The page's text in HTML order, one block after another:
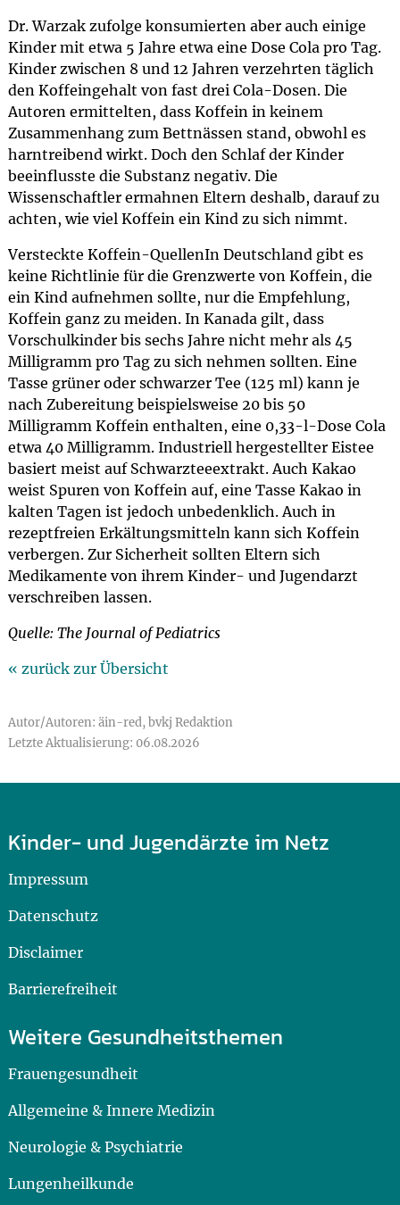
Dr. Warzak zufolge konsumierten aber auch einige
Kinder mit etwa 5 Jahre etwa eine Dose Cola pro Tag.
Kinder zwischen 8 und 12 Jahren verzehrten täglich
den Koffeingehalt von fast drei Cola-Dosen. Die
Autoren ermittelten, dass Koffein in keinem
Zusammenhang zum Bettnässen stand, obwohl es
harntreibend wirkt. Doch den Schlaf der Kinder
beeinflusste die Substanz negativ. Die
Wissenschaftler ermahnen Eltern deshalb, darauf zu
achten, wie viel Koffein ein Kind zu sich nimmt.
Versteckte Koffein-QuellenIn Deutschland gibt es
keine Richtlinie für die Grenzwerte von Koffein, die
ein Kind aufnehmen sollte, nur die Empfehlung,
Koffein ganz zu meiden. In Kanada gilt, dass
Vorschulkinder bis sechs Jahre nicht mehr als 45
Milligramm pro Tag zu sich nehmen sollten. Eine
Tasse grüner oder schwarzer Tee (125 ml) kann je
nach Zubereitung beispielsweise 20 bis 50
Milligramm Koffein enthalten, eine 0,33-l-Dose Cola
etwa 40 Milligramm. Industriell hergestellter Eistee
basiert meist auf Schwarzteeextrakt. Auch Kakao
weist Spuren von Koffein auf, eine Tasse Kakao in
kalten Tagen ist jedoch unbedenklich. Auch in
rezeptfreien Erkältungsmitteln kann sich Koffein
verbergen. Zur Sicherheit sollten Eltern sich
Medikamente von ihrem Kinder- und Jugendarzt
verschreiben lassen.
Quelle: The Journal of Pediatrics
« zurück zur Übersicht
Autor/Autoren: äin-red, bvkj Redaktion
Letzte Aktualisierung: 06.08.2026
Kinder- und Jugendärzte im Netz
Impressum
Datenschutz
Disclaimer
Barrierefreiheit
Weitere Gesundheitsthemen
Frauengesundheit
Allgemeine & Innere Medizin
Neurologie & Psychiatrie
Lungenheilkunde